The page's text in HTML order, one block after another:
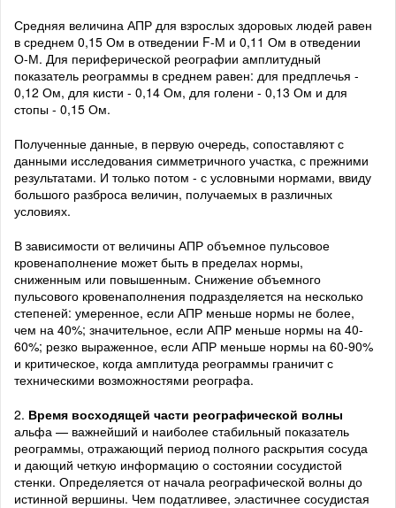
Средняя величина АПР для взрослых здоровых людей равен
в среднем 0,15 Ом в отведении F-М и 0,11 Ом в отведении
О-М. Для периферической реографии амплитудный
показатель реограммы в среднем равен: для предплечья -
0,12 Ом, для кисти - 0,14 Ом, для голени - 0,13 Ом и для
стопы - 0,15 Ом.
Полученные данные, в первую очередь, сопоставляют с
данными исследования симметричного участка, с прежними
результатами. И только потом - с условными нормами, ввиду
большого разброса величин, получаемых в различных
условиях.
В зависимости от величины АПР объемное пульсовое
кровенаполнение может быть в пределах нормы,
сниженным или повышенным. Снижение объемного
пульсового кровенаполнения подразделяется на несколько
степеней: умеренное, если АПР меньше нормы не более,
чем на 40%; значительное, если АПР меньше нормы на 40-
60%; резко выраженное, если АПР меньше нормы на 60-90%
и критическое, когда амплитуда реограммы граничит с
техническими возможностями реографа.
2. Время восходящей части реографической волны
альфа — важнейший и наиболее стабильный показатель
реограммы, отражающий период полного раскрытия сосуда
и дающий четкую информацию о состоянии сосудистой
стенки. Определяется от начала реографической волны до
истинной вершины. Чем податливее, эластичнее сосудистая